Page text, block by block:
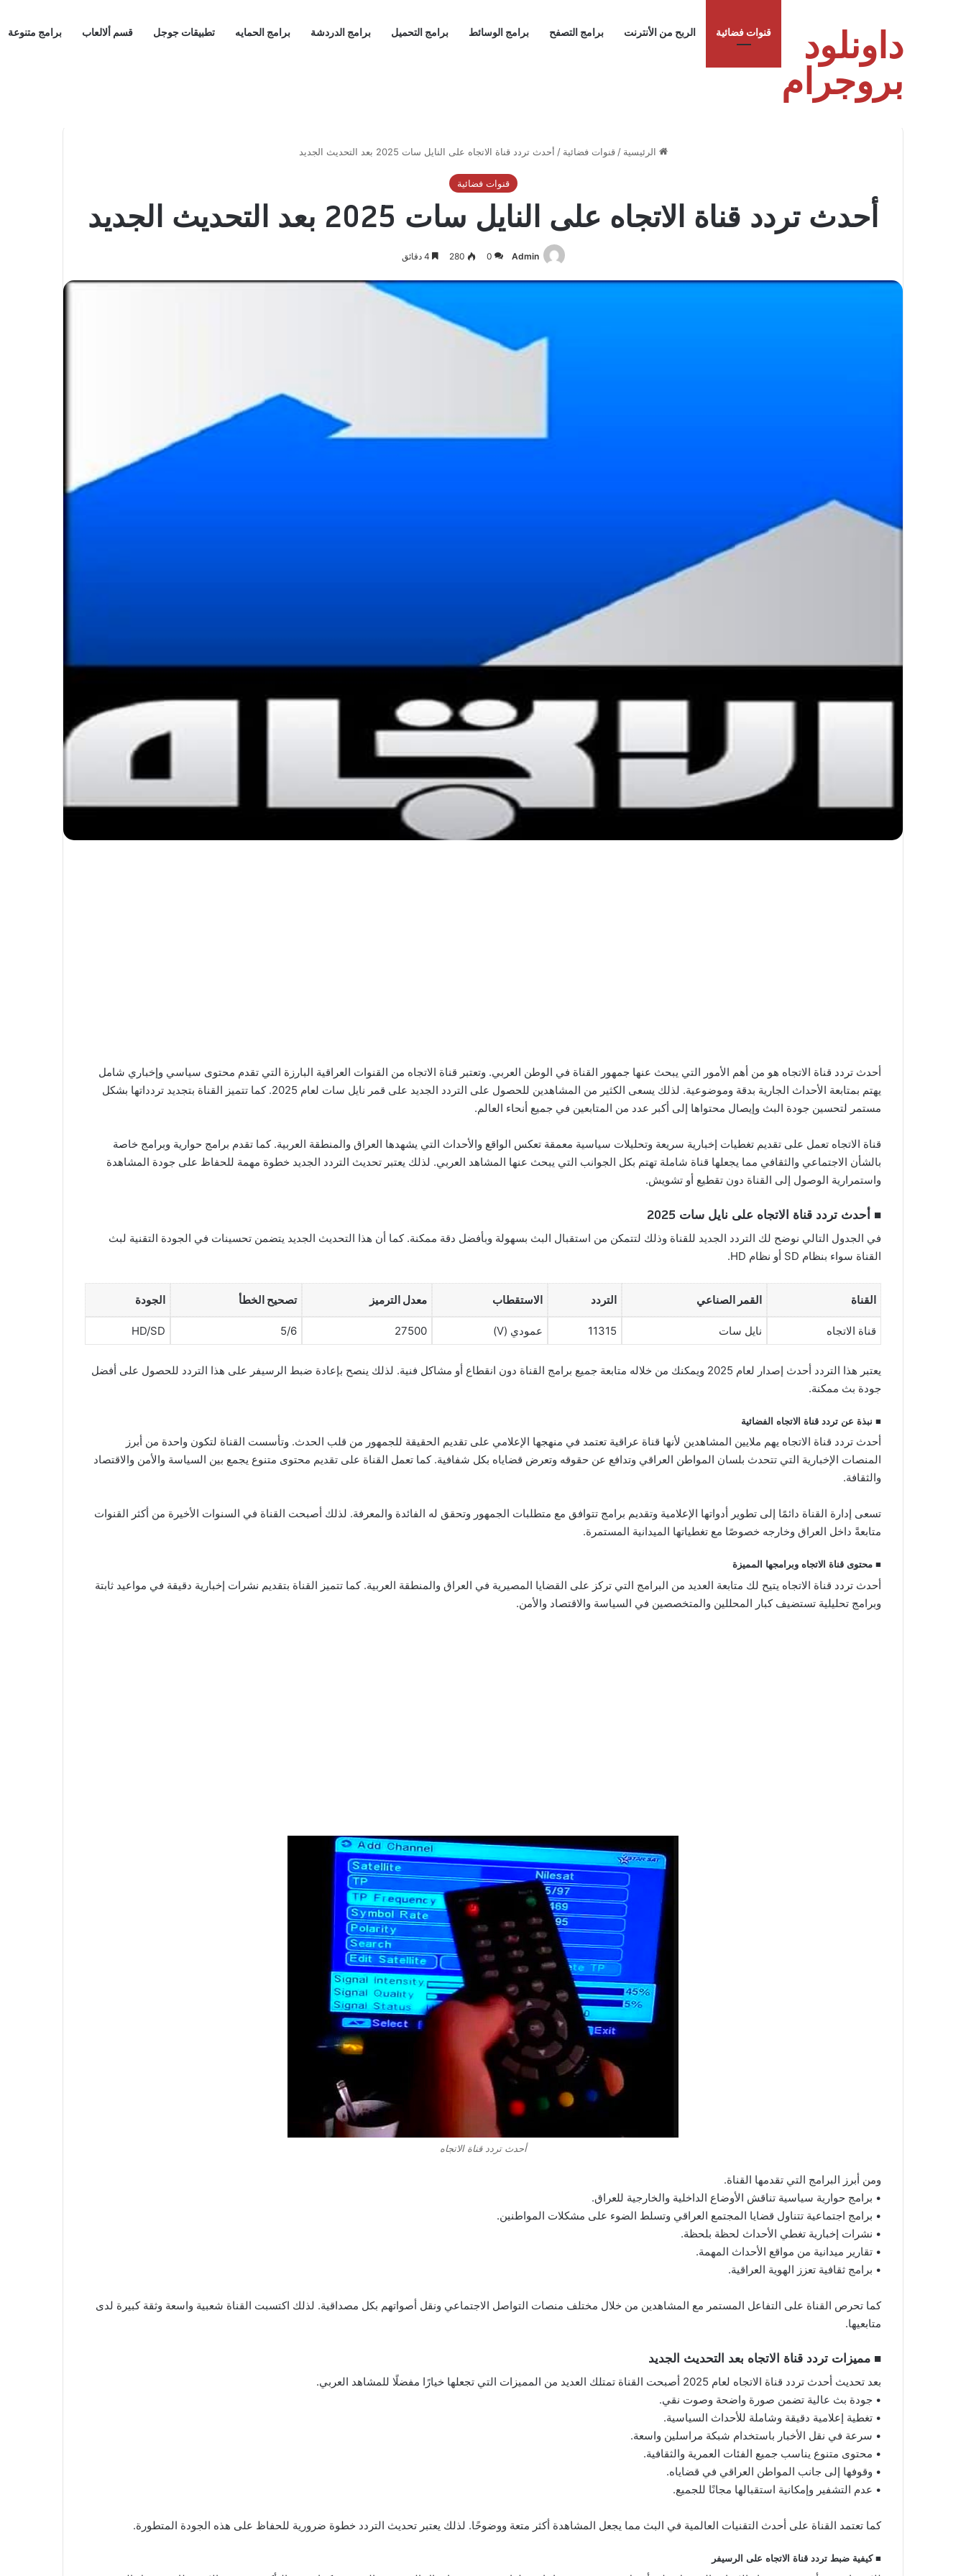
داونلود
بروجرام
قنوات فضائية الربح من الأنترنت برامج التصفح برامج الوسائط برامج التحميل برامج الدردشة برامج الحمايه تطبيقات جوجل قسم ألالعاب برامج متنوعة
الرئيسية / قنوات فضائية / أحدث تردد قناة الاتجاه على النايل سات 2025 بعد التحديث الجديد
قنوات فضائية
أحدث تردد قناة الاتجاه على النايل سات 2025 بعد التحديث الجديد
Admin
0
280
أحدث تردد قناة الاتجاه هو من أهم الأمور التي يبحث عنها جمهور القناة في الوطن العربي. وتعتبر قناة الاتجاه من القنوات العراقية البارزة التي تقدم محتوى سياسي وإخباري شامل
يهتم بمتابعة الأحداث الجارية بدقة وموضوعية. لذلك يسعى الكثير من المشاهدين للحصول على التردد الجديد على قمر نايل سات لعام 2025. كما تتميز القناة بتجديد تردداتها بشكل
مستمر لتحسين جودة البث وإيصال محتواها إلى أكبر عدد من المتابعين في جميع أنحاء العالم.
قناة الاتجاه تعمل على تقديم تغطيات إخبارية سريعة وتحليلات سياسية معمقة تعكس الواقع والأحداث التي يشهدها العراق والمنطقة العربية. كما تقدم برامج حوارية وبرامج خاصة
بالشأن الاجتماعي والثقافي مما يجعلها قناة شاملة تهتم بكل الجوانب التي يبحث عنها المشاهد العربي. لذلك يعتبر تحديث التردد الجديد خطوة مهمة للحفاظ على جودة المشاهدة
واستمرارية الوصول إلى القناة دون تقطيع أو تشويش.
■ أحدث تردد قناة الاتجاه على نايل سات 2025
في الجدول التالي نوضح لك التردد الجديد للقناة وذلك لتتمكن من استقبال البث بسهولة وبأفضل دقة ممكنة. كما أن هذا التحديث الجديد يتضمن تحسينات في الجودة التقنية لبث
القناة سواء بنظام SD أو نظام HD.
القناة القمر الصناعي التردد الاستقطاب معدل الترميز تصحيح الخطأ الجودة
قناة الاتجاه نايل سات 11315 عمودي (V) 27500
5/6
HD/SD
يعتبر هذا التردد أحدث إصدار لعام 2025 ويمكنك من خلاله متابعة جميع برامج القناة دون انقطاع أو مشاكل فنية. لذلك ينصح بإعادة ضبط الرسيفر على هذا التردد للحصول على أفضل
جودة بث ممكنة.
■ نبذة عن تردد قناة الاتجاه الفضائية
أحدث تردد قناة الاتجاه يهم ملايين المشاهدين لأنها قناة عراقية تعتمد في منهجها الإعلامي على تقديم الحقيقة للجمهور من قلب الحدث. وتأسست القناة لتكون واحدة من أبرز
المنصات الإخبارية التي تتحدث بلسان المواطن العراقي وتدافع عن حقوقه وتعرض قضاياه بكل شفافية. كما تعمل القناة على تقديم محتوى متنوع يجمع بين السياسة والأمن والاقتصاد
والثقافة.
تسعى إدارة القناة دائمًا إلى تطوير أدواتها الإعلامية وتقديم برامج تتوافق مع متطلبات الجمهور وتحقق له الفائدة والمعرفة. لذلك أصبحت القناة في السنوات الأخيرة من أكثر القنوات
متابعةً داخل العراق وخارجه خصوصًا مع تغطياتها الميدانية المستمرة.
■ محتوى قناة الاتجاه وبرامجها المميزة
أحدث تردد قناة الاتجاه يتيح لك متابعة العديد من البرامج التي تركز على القضايا المصيرية في العراق والمنطقة العربية. كما تتميز القناة بتقديم نشرات إخبارية دقيقة في مواعيد ثابتة
وبرامج تحليلية تستضيف كبار المحللين والمتخصصين في السياسة والاقتصاد والأمن.
أحدث تردد قناة الاتجاه
ومن أبرز البرامج التي تقدمها القناة.
• برامج حوارية سياسية تناقش الأوضاع الداخلية والخارجية للعراق.
• برامج اجتماعية تتناول قضايا المجتمع العراقي وتسلط الضوء على مشكلات المواطنين.
• نشرات إخبارية تغطي الأحداث لحظة بلحظة.
• تقارير ميدانية من مواقع الأحداث المهمة.
• برامج ثقافية تعزز الهوية العراقية.
كما تحرص القناة على التفاعل المستمر مع المشاهدين من خلال مختلف منصات التواصل الاجتماعي ونقل أصواتهم بكل مصداقية. لذلك اكتسبت القناة شعبية واسعة وثقة كبيرة لدى
متابعيها.
■ مميزات تردد قناة الاتجاه بعد التحديث الجديد
بعد تحديث أحدث تردد قناة الاتجاه لعام 2025 أصبحت القناة تمتلك العديد من المميزات التي تجعلها خيارًا مفضلًا للمشاهد العربي.
• جودة بث عالية تضمن صورة واضحة وصوت نقي.
• تغطية إعلامية دقيقة وشاملة للأحداث السياسية.
• سرعة في نقل الأخبار باستخدام شبكة مراسلين واسعة.
• محتوى متنوع يناسب جميع الفئات العمرية والثقافية.
• وقوفها إلى جانب المواطن العراقي في قضاياه.
• عدم التشفير وإمكانية استقبالها مجانًا للجميع.
كما تعتمد القناة على أحدث التقنيات العالمية في البث مما يجعل المشاهدة أكثر متعة ووضوحًا. لذلك يعتبر تحديث التردد خطوة ضرورية للحفاظ على هذه الجودة المتطورة.
■كيفية ضبط تردد قناة الاتجاه على الرسيفر